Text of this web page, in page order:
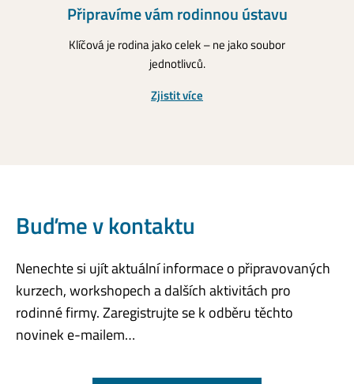
Připravíme vámrodinnou ústavu
Klíčová je rodina jako celek – ne jako soubor
jednotlivců.
Zjistit více
Buďme v kontaktu
Nenechte si ujít aktuální informace o připravovaných
kurzech, workshopech a dalších aktivitách pro
rodinné firmy. Zaregistrujte se k odběru těchto
novinek e-mailem…